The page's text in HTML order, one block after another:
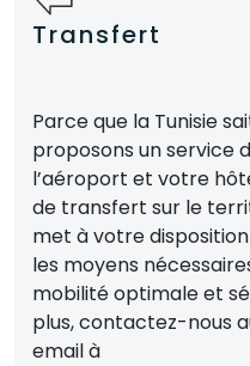
Transfert
Parce que la Tunisie
proposons un service
l’aéroport et votre
de transfert sur le
met à votre
les moyens
mobilité optimale et
plus, contactez-nous
email à